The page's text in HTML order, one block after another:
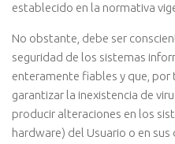
establecido en la normativa
No obstante, debe ser
seguridad de los sistemas
enteramente fiables y que,
garantizar la inexistencia de
producir alteraciones en los
hardware) del Usuario o en